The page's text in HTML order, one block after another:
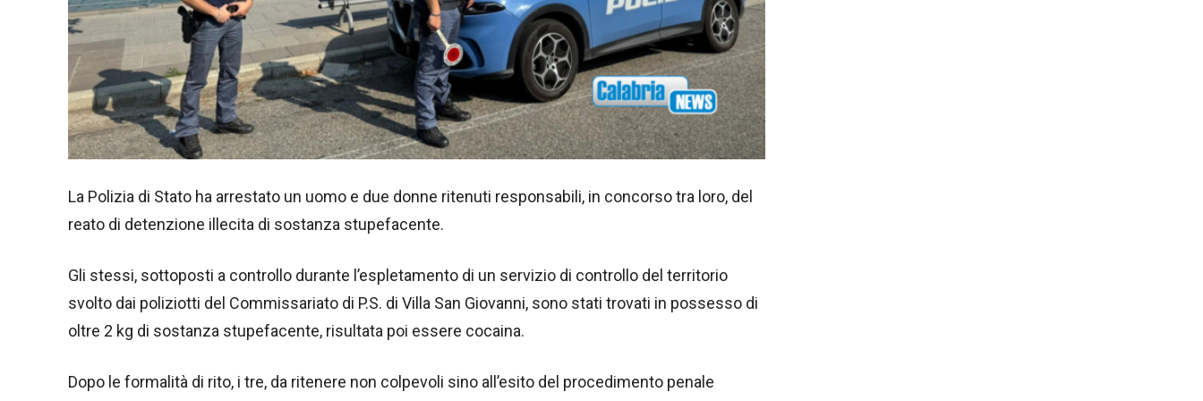
La Polizia di Stato ha arrestato un uomo e due donne ritenuti responsabili, in concorso tra loro, del
reato di detenzione illecita di sostanza stupefacente.
Gli stessi, sottoposti a controllo durante l’espletamento di un servizio di controllo del territorio
svolto dai poliziotti del Commissariato di P.S. di Villa San Giovanni, sono stati trovati in possesso di
oltre 2 kg di sostanza stupefacente, risultata poi essere cocaina.
Dopo le formalità di rito, i tre, da ritenere non colpevoli sino all’esito del procedimento penale